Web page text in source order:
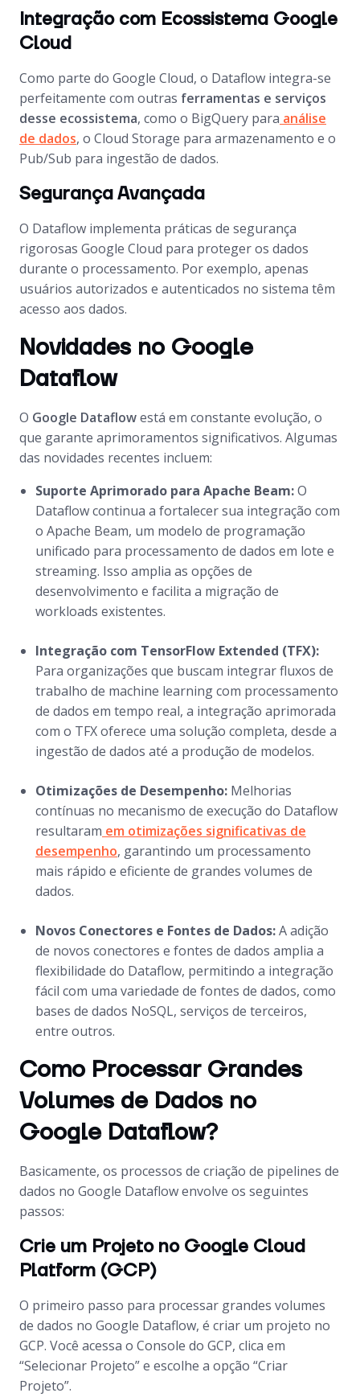
Integração com Ecossistema Google
Cloud
Como parte do Google Cloud, o Dataflow integra-se
perfeitamente com outras ferramentas e serviços
desse ecossistema, como o BigQuery para análise
de dados, o Cloud Storage para armazenamento e o
Pub/Sub para ingestão de dados.
Segurança Avançada
O Dataflow implementa práticas de segurança
rigorosas Google Cloud para proteger os dados
durante o processamento. Por exemplo, apenas
usuários autorizados e autenticados no sistema têm
acesso aos dados.
Novidades no Google
Dataflow
O Google Dataflowestá em constante evolução, o
que garante aprimoramentos significativos. Algumas
das novidades recentes incluem:
Suporte Aprimorado para Apache Beam:O
Dataflow continua a fortalecer sua integração com
o Apache Beam, um modelo de programação
unificado para processamento de dados em lote e
streaming. Isso amplia as opções de
desenvolvimento e facilita a migração de
workloads existentes.
Integração com TensorFlow Extended (TFX):
Para organizações que buscam integrar fluxos de
trabalho de machine learning com processamento
de dados em tempo real, a integração aprimorada
com o TFX oferece uma solução completa, desde a
ingestão de dados até a produção de modelos.
Otimizações de Desempenho: Melhorias
contínuas no mecanismo de execução do Dataflow
resultaram em otimizações significativas de
desempenho, garantindo um processamento
mais rápido e eficiente de grandes volumes de
dados.
Novos Conectores e Fontes de Dados:A adição
de novos conectores e fontes de dados amplia a
flexibilidade do Dataflow, permitindo a integração
fácil com uma variedade de fontes de dados, como
bases de dados NoSQL, serviços de terceiros,
entre outros.
Como Processar Grandes
Volumes de Dados no
Google Dataflow?
Basicamente, os processos de criação de pipelines de
dados no Google Dataflow envolve os seguintes
passos:
Crie um Projeto no Google Cloud
Platform (GCP)
O primeiro passo para processar grandes volumes
de dados no Google Dataflow, é criar um projeto no
GCP. Você acessa o Console do GCP, clica em
“Selecionar Projeto” e escolhe a opção “Criar
Projeto”.